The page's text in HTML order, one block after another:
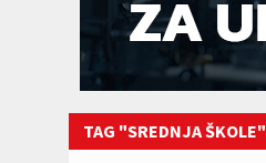
TAG "SREDNJA ŠKOLE"